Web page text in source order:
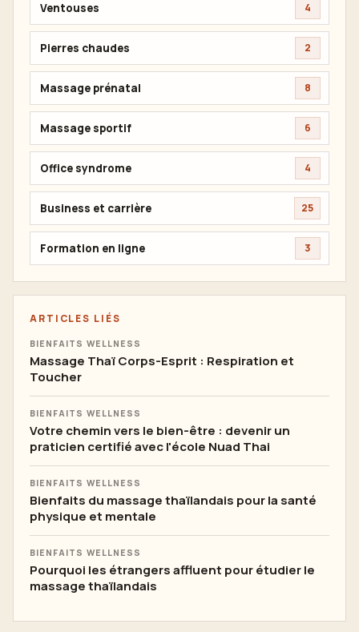
Ventouses 4
Pierres chaudes 2
Massage prénatal 8
Massage sportif 6
Office syndrome 4
Business et carrière 25
Formation en ligne 3
ARTICLES LIÉS
BIENFAITS WELLNESS
Massage Thaï Corps-Esprit : Respiration et
Toucher
BIENFAITS WELLNESS
Votre chemin vers le bien-être : devenir un
praticien certifié avec l'école Nuad Thai
BIENFAITS WELLNESS
Bienfaits du massage thaïlandais pour la santé
physique et mentale
BIENFAITS WELLNESS
Pourquoi les étrangers affluent pour étudier le
massage thaïlandais